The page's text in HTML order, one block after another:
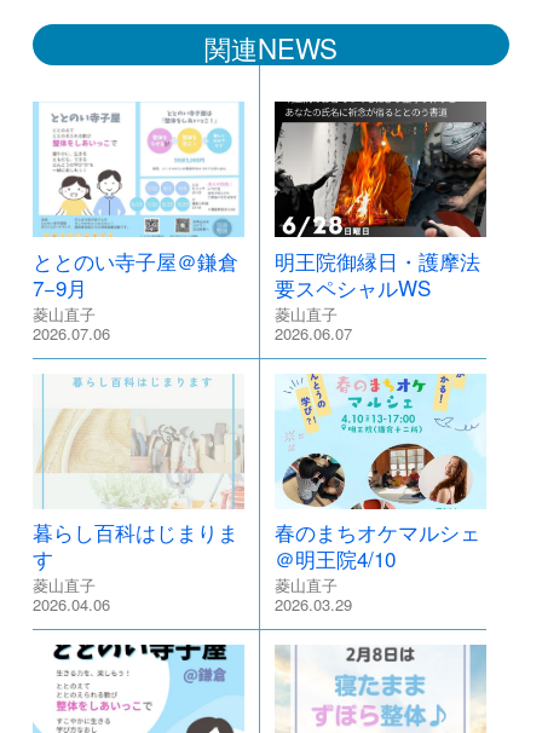
関連NEWS
ととのい寺子屋＠鎌倉
7−9月
菱山直子
2026.07.06
明王院御縁日・護摩法
要スペシャルWS
菱山直子
2026.06.07
暮らし百科はじまりま
す
菱山直子
2026.04.06
春のまちオケマルシェ
＠明王院4/10
菱山直子
2026.03.29